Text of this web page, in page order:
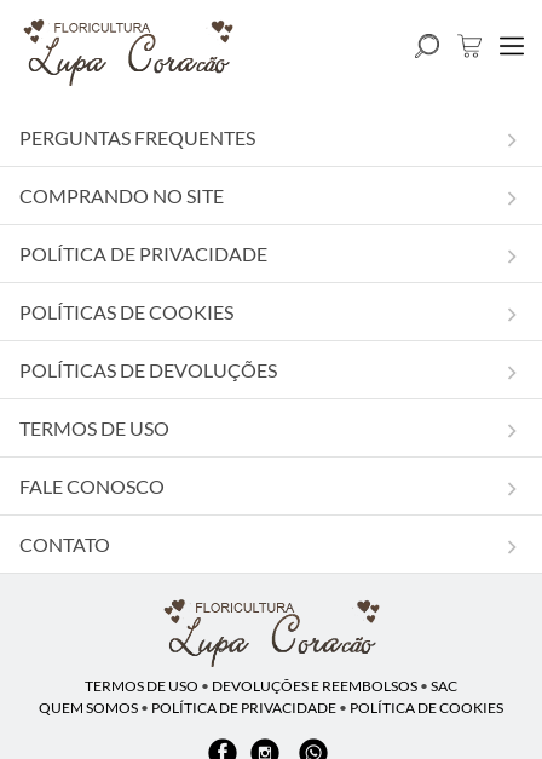
PERGUNTAS FREQUENTES
COMPRANDO NO SITE
POLÍTICA DE PRIVACIDADE
POLÍTICAS DE COOKIES
POLÍTICAS DE DEVOLUÇÕES
TERMOS DE USO
FALE CONOSCO
CONTATO
TERMOS DE USO • DEVOLUÇÕES E REEMBOLSOS • SAC
QUEM SOMOS • POLÍTICA DE PRIVACIDADE • POLÍTICA DE COOKIES